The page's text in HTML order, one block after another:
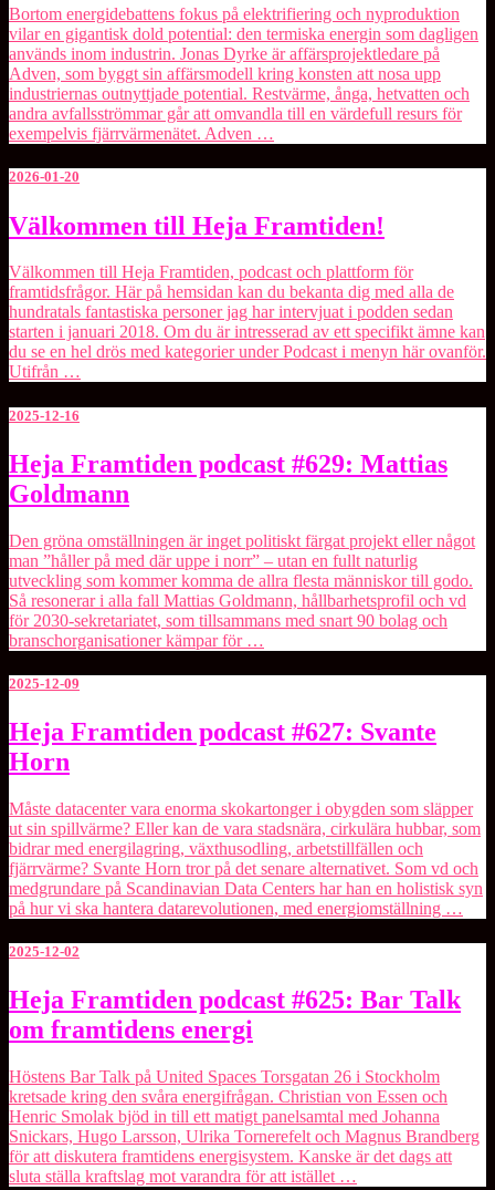
Jonas
Dyrke
Bortom energidebattens fokus på elektrifiering och nyproduktion
vilar en gigantisk dold potential: den termiska energin som dagligen
används inom industrin. ⁠Jonas Dyrke⁠ är affärsprojektledare på
⁠Adven⁠, som byggt sin affärsmodell kring konsten att nosa upp
industriernas outnyttjade potential. Restvärme, ånga, hetvatten och
andra avfallsströmmar går att omvandla till en värdefull resurs för
exempelvis fjärrvärmenätet. Adven …
2026-01-20
Välkommen
till
Framtiden!
Välkommen till Heja Framtiden!
Välkommen till Heja Framtiden, podcast och plattform för
framtidsfrågor. Här på hemsidan kan du bekanta dig med alla de
hundratals fantastiska personer jag har intervjuat i podden sedan
starten i januari 2018. Om du är intresserad av ett specifikt ämne kan
du se en hel drös med kategorier under Podcast i menyn här ovanför.
Utifrån …
2025-12-16
Heja
Framtiden
podcast
Mattias
Goldmann
Heja Framtiden podcast #629: Mattias
Goldmann
Den gröna omställningen är inget politiskt färgat projekt eller något
man ”håller på med där uppe i norr” – utan en fullt naturlig
utveckling som kommer komma de allra flesta människor till godo.
Så resonerar i alla fall Mattias Goldmann, hållbarhetsprofil och vd
för ⁠2030-sekretariatet⁠, som tillsammans med snart 90 bolag och
branschorganisationer kämpar för …
2025-12-09
Heja
Framtiden
podcast
Svante
Horn
Heja Framtiden podcast #627: Svante
Horn
Måste datacenter vara enorma skokartonger i obygden som släpper
ut sin spillvärme? Eller kan de vara stadsnära, cirkulära hubbar, som
bidrar med energilagring, växthusodling, arbetstillfällen och
fjärrvärme? Svante Horn tror på det senare alternativet. Som vd och
medgrundare på ⁠Scandinavian Data Centers⁠ har han en holistisk syn
på hur vi ska hantera datarevolutionen, med energiomställning …
2025-12-02
Heja
Framtiden
podcast
Bar
Talk
om
framtidens
energi
Heja Framtiden podcast #625: Bar Talk
om framtidens energi
Höstens Bar Talk på ⁠United Spaces⁠ Torsgatan 26 i Stockholm
kretsade kring den svåra energifrågan. Christian von Essen och
Henric Smolak bjöd in till ett matigt panelsamtal med Johanna
Snickars, Hugo Larsson, Ulrika Tornerefelt och Magnus Brandberg
för att diskutera framtidens energisystem. Kanske är det dags att
sluta ställa kraftslag mot varandra för att istället …